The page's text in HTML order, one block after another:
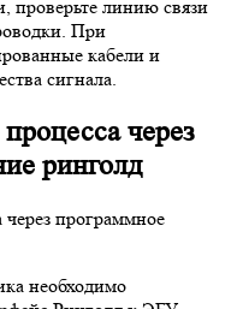
проверьте линию связи
При
кабели и
сигнала.
через
ринголд
необходимо